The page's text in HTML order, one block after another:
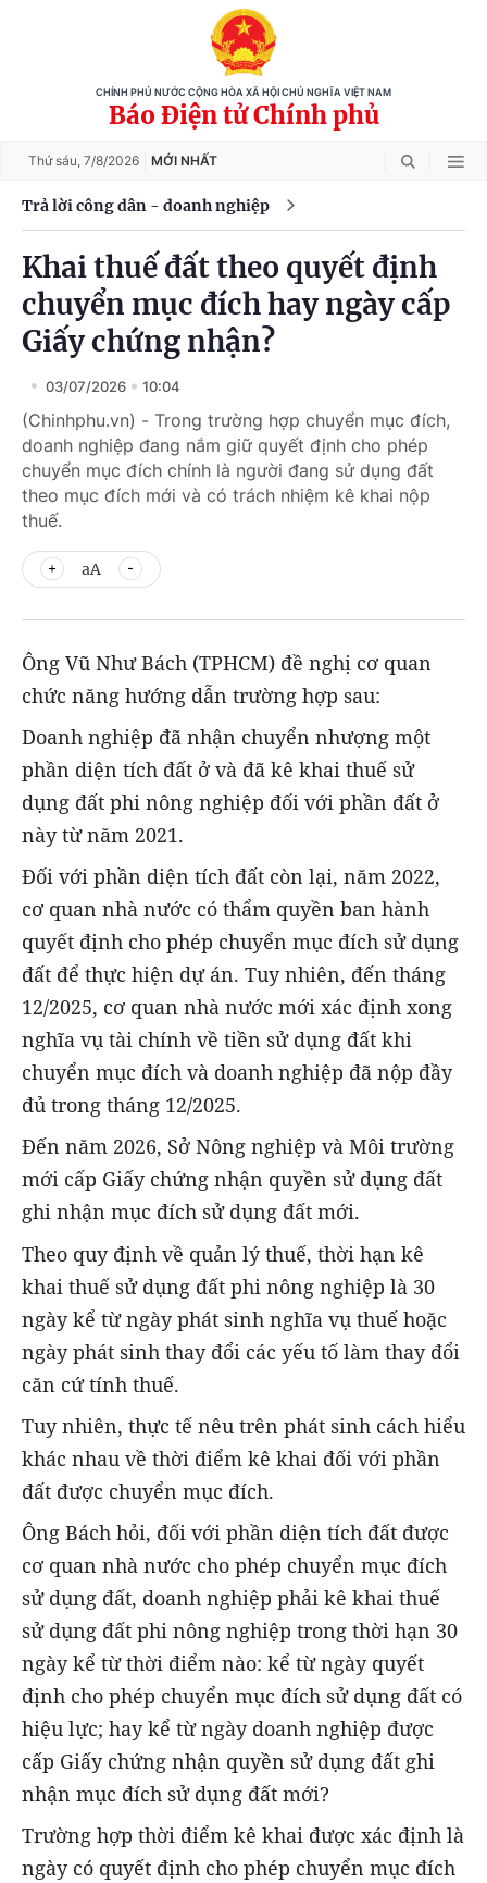
CHÍNH PHỦ NƯỚC CỘNG HÒA XÃ HỘI CHỦ NGHĨA VIỆT NAM
Báo Điện tử Chính phủ
Thứ sáu, 7/8/2026 MỚI NHẤT
Trả lời công dân - doanh nghiệp
Khai thuế đất theo quyết định
chuyển mục đích hay ngày cấp
Giấy chứng nhận?
03/07/2026 10:04
(Chinhphu.vn) - Trong trường hợp chuyển mục đích,
doanh nghiệp đang nắm giữ quyết định cho phép
chuyển mục đích chính là người đang sử dụng đất
theo mục đích mới và có trách nhiệm kê khai nộp
thuế.
aA
Ông Vũ Như Bách (TPHCM) đề nghị cơ quan
chức năng hướng dẫn trường hợp sau:
Doanh nghiệp đã nhận chuyển nhượng một
phần diện tích đất ở và đã kê khai thuế sử
dụng đất phi nông nghiệp đối với phần đất ở
này từ năm 2021.
Đối với phần diện tích đất còn lại, năm 2022,
cơ quan nhà nước có thẩm quyền ban hành
quyết định cho phép chuyển mục đích sử dụng
đất để thực hiện dự án. Tuy nhiên, đến tháng
12/2025, cơ quan nhà nước mới xác định xong
nghĩa vụ tài chính về tiền sử dụng đất khi
chuyển mục đích và doanh nghiệp đã nộp đầy
đủ trong tháng 12/2025.
Đến năm 2026, Sở Nông nghiệp và Môi trường
mới cấp Giấy chứng nhận quyền sử dụng đất
ghi nhận mục đích sử dụng đất mới.
Theo quy định về quản lý thuế, thời hạn kê
khai thuế sử dụng đất phi nông nghiệp là 30
ngày kể từ ngày phát sinh nghĩa vụ thuế hoặc
ngày phát sinh thay đổi các yếu tố làm thay đổi
căn cứ tính thuế.
Tuy nhiên, thực tế nêu trên phát sinh cách hiểu
khác nhau về thời điểm kê khai đối với phần
đất được chuyển mục đích.
Ông Bách hỏi, đối với phần diện tích đất được
cơ quan nhà nước cho phép chuyển mục đích
sử dụng đất, doanh nghiệp phải kê khai thuế
sử dụng đất phi nông nghiệp trong thời hạn 30
ngày kể từ thời điểm nào: kể từ ngày quyết
định cho phép chuyển mục đích sử dụng đất có
hiệu lực; hay kể từ ngày doanh nghiệp được
cấp Giấy chứng nhận quyền sử dụng đất ghi
nhận mục đích sử dụng đất mới?
Trường hợp thời điểm kê khai được xác định là
ngày có quyết định cho phép chuyển mục đích